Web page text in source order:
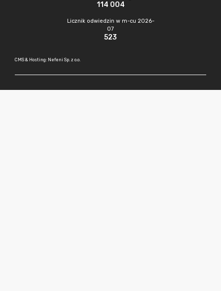
114 004
Licznik odwiedzin w m-cu 2026-
07
523
CMS & Hosting: Nefeni Sp. z o.o.